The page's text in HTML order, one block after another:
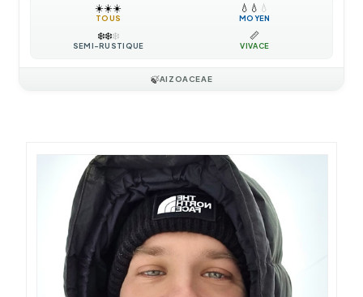
☀️☀️☀️
TOUS
💧 💧 💧
MOYEN
❄️❄️❄️
SEMI-RUSTIQUE
📏
VIVACE
🍃AIZOACEAE